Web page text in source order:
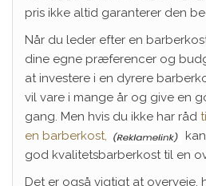
pris ikke altid garanterer den
Når du leder efter en
dine egne præferencer og
at investere i en dyrere
vil vare i mange år og give en
gang. Men hvis du ikke har råd
en barberkost,
god kvalitetsbarberkost til en
Det er også vigtigt at overveje,